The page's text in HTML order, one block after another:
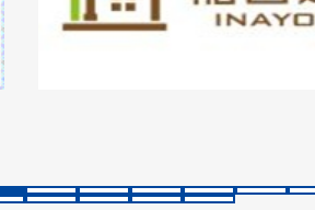
目
ラ